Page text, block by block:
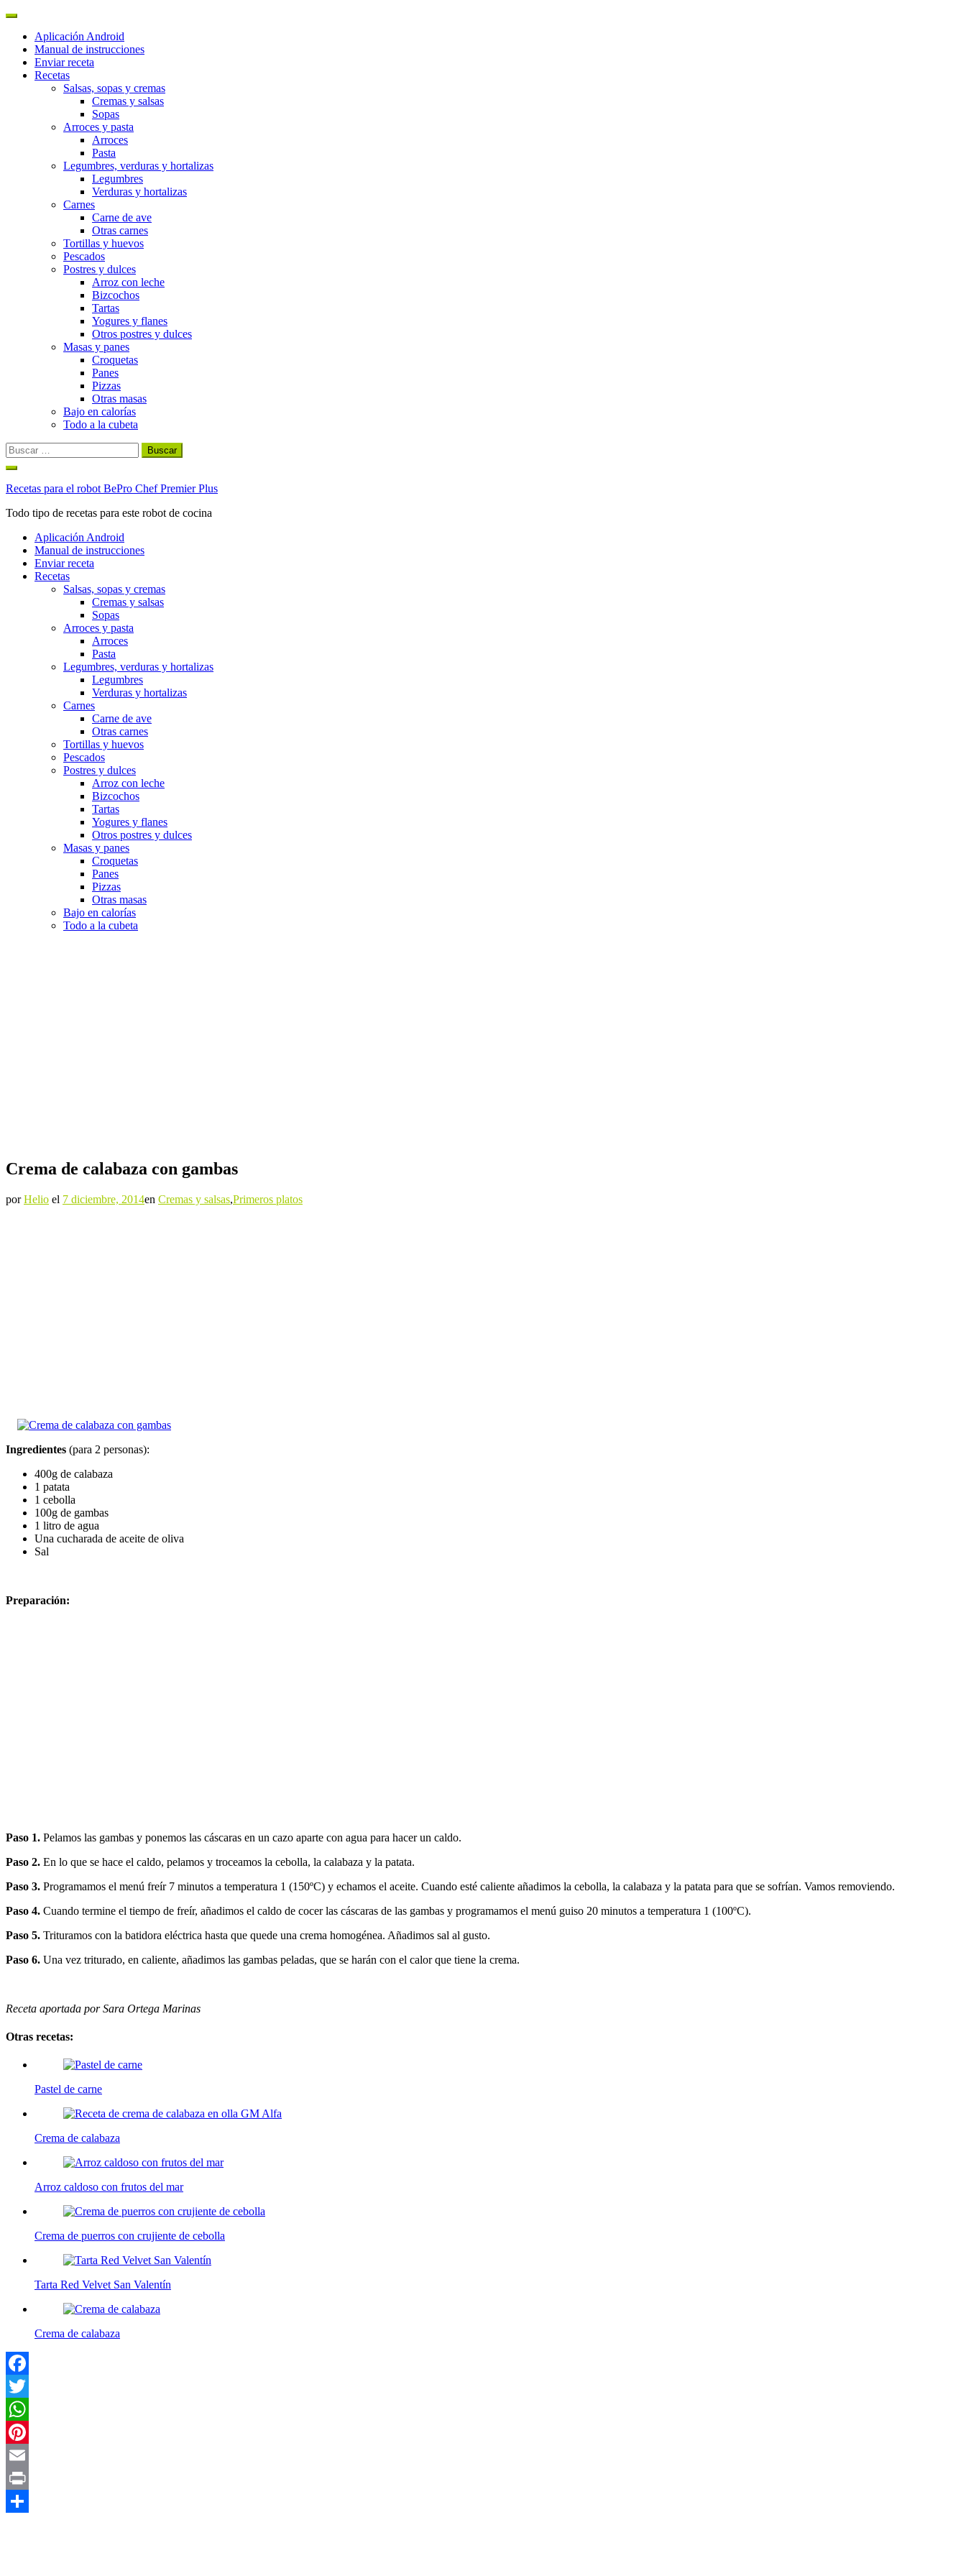
Aplicación Android
Manual de instrucciones
Enviar receta
Recetas
Salsas, sopas y cremas
Cremas y salsas
Sopas
Arroces y pasta
Arroces
Pasta
Legumbres, verduras y hortalizas
Legumbres
Verduras y hortalizas
Carnes
Carne de ave
Otras carnes
Tortillas y huevos
Pescados
Postres y dulces
Arroz con leche
Bizcochos
Tartas
Yogures y flanes
Otros postres y dulces
Masas y panes
Croquetas
Panes
Pizzas
Otras masas
Bajo en calorías
Todo a la cubeta
Buscar:
Ir
contenido
Recetas para el robot BePro Chef Premier Plus
Todo tipo de recetas para este robot de cocina
Aplicación Android
Manual de instrucciones
Enviar receta
Recetas
Salsas, sopas y cremas
Cremas y salsas
Sopas
Arroces y pasta
Arroces
Pasta
Legumbres, verduras y hortalizas
Legumbres
Verduras y hortalizas
Carnes
Carne de ave
Otras carnes
Tortillas y huevos
Pescados
Postres y dulces
Arroz con leche
Bizcochos
Tartas
Yogures y flanes
Otros postres y dulces
Masas y panes
Croquetas
Panes
Pizzas
Otras masas
Bajo en calorías
Todo a la cubeta
Crema de calabaza con gambas
porHelio el 7 diciembre, 2014en Cremas y salsas,Primeros platos
Ingredientes (para 2 personas):
400g de calabaza
1 patata
1 cebolla
100g de gambas
1 litro de agua
Una cucharada de aceite de oliva
Sal
Preparación:
Paso 1. Pelamos las gambas y ponemos las cáscaras en un cazo aparte con agua para hacer un caldo.
Paso 2. En lo que se hace el caldo, pelamos y troceamos la cebolla, la calabaza y la patata.
Paso 3. Programamos el menú freír 7 minutos a temperatura 1 (150ºC) y echamos el aceite. Cuando esté caliente añadimos la cebolla, la calabaza y la patata para que se sofrían. Vamos removiendo.
Paso 4. Cuando termine el tiempo de freír, añadimos el caldo de cocer las cáscaras de las gambas y programamos el menú guiso 20 minutos a temperatura 1 (100ºC).
Paso 5. Trituramos con la batidora eléctrica hasta que quede una crema homogénea. Añadimos sal al gusto.
Paso 6. Una vez triturado, en caliente, añadimos las gambas peladas, que se harán con el calor que tiene la crema.
Receta aportada por Sara Ortega Marinas
Otras recetas:
Pastel de carne
Crema de calabaza
Arroz caldoso con frutos del mar
Crema de puerros con crujiente de cebolla
Tarta Red Velvet San Valentín
Crema de calabaza
Facebook
Twitter
WhatsApp
Pinterest
Email
Print